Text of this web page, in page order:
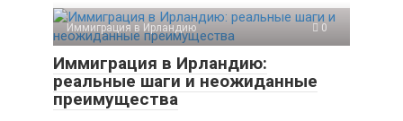
Иммиграция в Ирландию 0
Иммиграция в Ирландию:
реальные шаги и неожиданные
преимущества